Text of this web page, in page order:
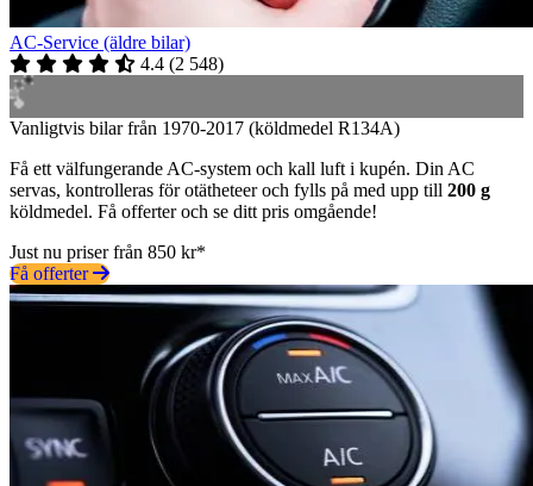
AC-Service (äldre bilar)
4.4 (2 548)
Vanligtvis bilar från 1970-2017 (köldmedel R134A)
Få ett välfungerande AC-system och kall luft i kupén. Din AC
servas, kontrolleras för otätheteer och fylls på med upp till 200 g
köldmedel. Få offerter och se ditt pris omgående!
Just nu priser från 850 kr*
Få offerter